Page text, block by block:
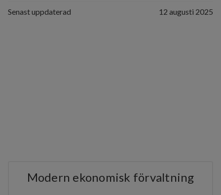
Senast uppdaterad 12 augusti 2025
Modern ekonomisk förvaltning